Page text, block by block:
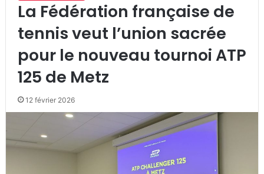
La Fédération française de
tennis veut l’union sacrée
pour le nouveau tournoi ATP
125 de Metz
12 février 2026